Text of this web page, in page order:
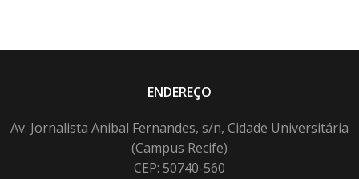
ENDEREÇO
Av. Jornalista Anibal Fernandes, s/n, Cidade Universitária
(Campus Recife)
CEP: 50740-560